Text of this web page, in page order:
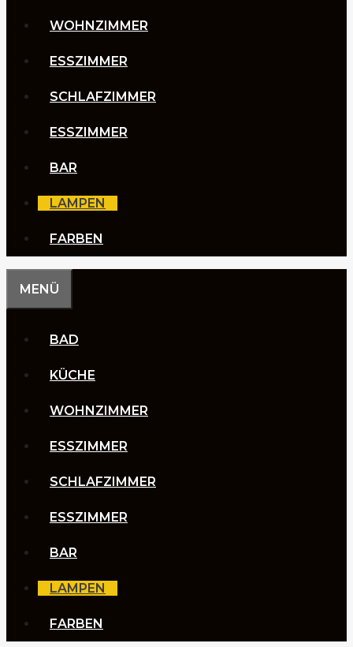
WOHNZIMMER
ESSZIMMER
SCHLAFZIMMER
ESSZIMMER
BAR
LAMPEN
FARBEN
MENÜ
BAD
KÜCHE
WOHNZIMMER
ESSZIMMER
SCHLAFZIMMER
ESSZIMMER
BAR
LAMPEN
FARBEN